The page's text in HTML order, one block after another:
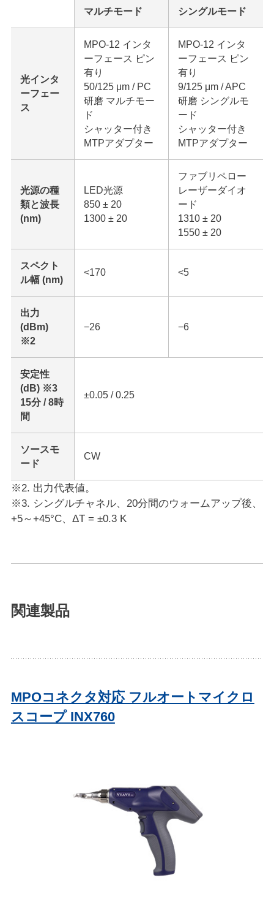
マルチモード シングルモード
光インタ
ーフェー
ス
MPO-12 インタ
ーフェース ピン
有り
50/125 μm / PC
研磨 マルチモー
ド
シャッター付き
MTPアダプター
MPO-12 インタ
ーフェース ピン
有り
9/125 μm / APC
研磨 シングルモ
ード
シャッター付き
MTPアダプター
光源の種
類と波長
(nm)
LED光源
850 ± 20
1300 ± 20
ファブリペロー
レーザーダイオ
ード
1310 ± 20
1550 ± 20
スペクト
ル幅 (nm)
<170 <5
出力
(dBm)
※2
−26 −6
安定性
(dB) ※3
15分 / 8時
間
±0.05 / 0.25
ソースモ
ード
CW
※2. 出力代表値。
※3. シングルチャネル、20分間のウォームアップ後、
+5～+45°C、ΔT = ±0.3 K
関連製品
MPOコネクタ対応 フルオートマイクロ
スコープ INX760